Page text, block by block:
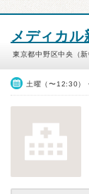
メディカル
東京都中野区中央（
土曜（〜12:30）